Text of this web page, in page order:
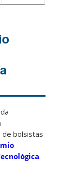
de bolsistas
.